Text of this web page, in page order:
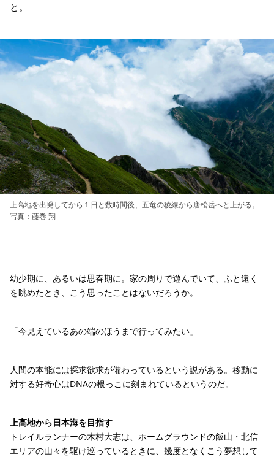
と。
上高地を出発してから１日と数時間後、五竜の稜線から唐松岳へと上がる。
写真：藤巻 翔
幼少期に、あるいは思春期に。家の周りで遊んでいて、ふと遠く
を眺めたとき、こう思ったことはないだろうか。
「今見えているあの端のほうまで行ってみたい」
人間の本能には探求欲求が備わっているという説がある。移動に
対する好奇心はDNAの根っこに刻まれているというのだ。
上高地から日本海を目指す
トレイルランナーの木村大志は、ホームグラウンドの飯山・北信
エリアの山々を駆け巡っているときに、幾度となくこう夢想して